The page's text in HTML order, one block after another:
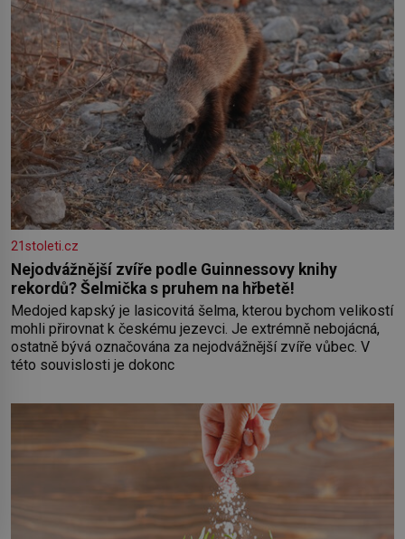
21stoleti.cz
Nejodvážnější zvíře podle Guinnessovy knihy
rekordů? Šelmička s pruhem na hřbetě!
Medojed kapský je lasicovitá šelma, kterou bychom velikostí
mohli přirovnat k českému jezevci. Je extrémně nebojácná,
ostatně bývá označována za nejodvážnější zvíře vůbec. V
této souvislosti je dokonc